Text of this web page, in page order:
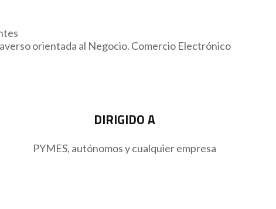
orientada al Negocio. Comercio Electrónico
DIRIGIDO A
PYMES, autónomos y cualquier empresa